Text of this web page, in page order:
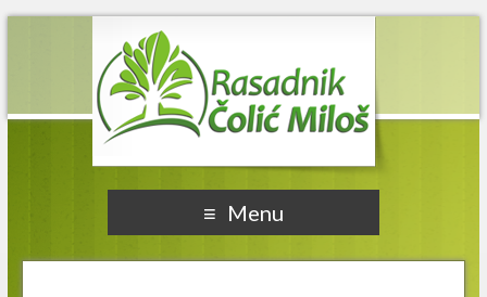
Rasadnik Miloš Čolić
Menu